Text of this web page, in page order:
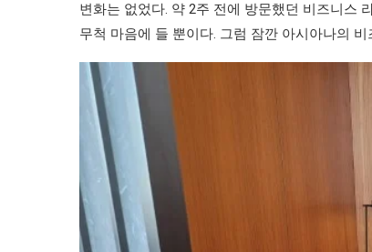
변화는 없었다. 약 2주 전에 방문했던 비즈니스
무척 마음에 들 뿐이다. 그럼 잠깐 아시아나의